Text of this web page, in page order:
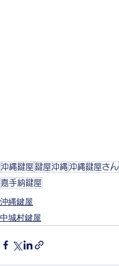
沖縄鍵屋 鍵屋沖縄 沖縄鍵屋さん
嘉手納鍵屋
沖縄鍵屋
中城村鍵屋